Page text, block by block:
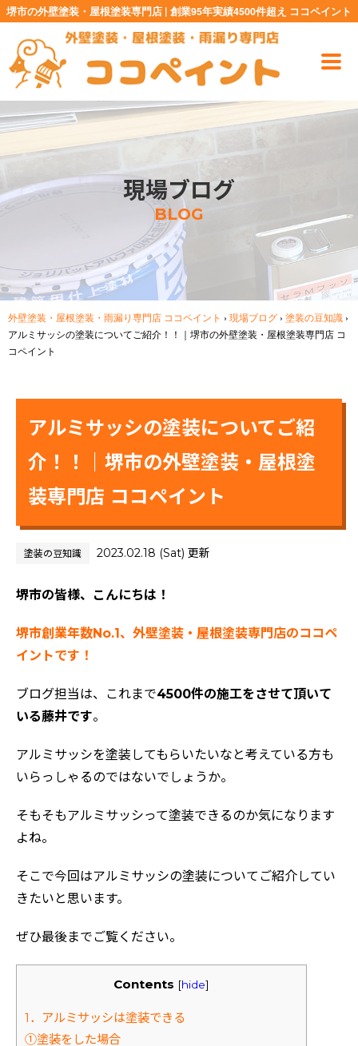
堺市の外壁塗装・屋根塗装専門店 | 創業95年実績4500件超え ココペイント
現場ブログ
BLOG
外壁塗装・屋根塗装・雨漏り専門店 ココペイント › 現場ブログ › 塗装の豆知識 ›
アルミサッシの塗装についてご紹介！！｜堺市の外壁塗装・屋根塗装専門店 コ
コペイント
アルミサッシの塗装についてご紹
介！！｜堺市の外壁塗装・屋根塗
装専門店 ココペイント
塗装の豆知識 2023.02.18 (Sat) 更新
堺市の皆様、こんにちは！
堺市創業年数No.1、外壁塗装・屋根塗装専門店のココペ
イントです！
ブログ担当は、これまで4500件の施工をさせて頂いて
いる藤井です。
アルミサッシを塗装してもらいたいなと考えている方も
いらっしゃるのではないでしょうか。
そもそもアルミサッシって塗装できるのか気になります
よね。
そこで今回はアルミサッシの塗装についてご紹介してい
きたいと思います。
ぜひ最後までご覧ください。
Contents [hide]
1．アルミサッシは塗装できる
①塗装をした場合